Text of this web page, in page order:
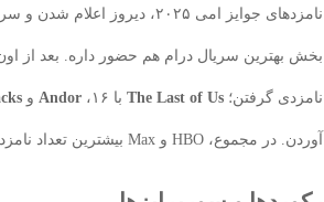
نامزدهای جوایز امی ۲۰۲۵، دیروز اعلام شدن و سریال
بخش بهترین سریال درام هم حضور داره. بعد از
نامزدی گرفتن؛ The Last of Us با ۱۶، Andor و
آوردن. در مجموع، HBO و Max بیشترین تعداد نامزدی‌ها رو بین پلتفرم‌ها داشتن.